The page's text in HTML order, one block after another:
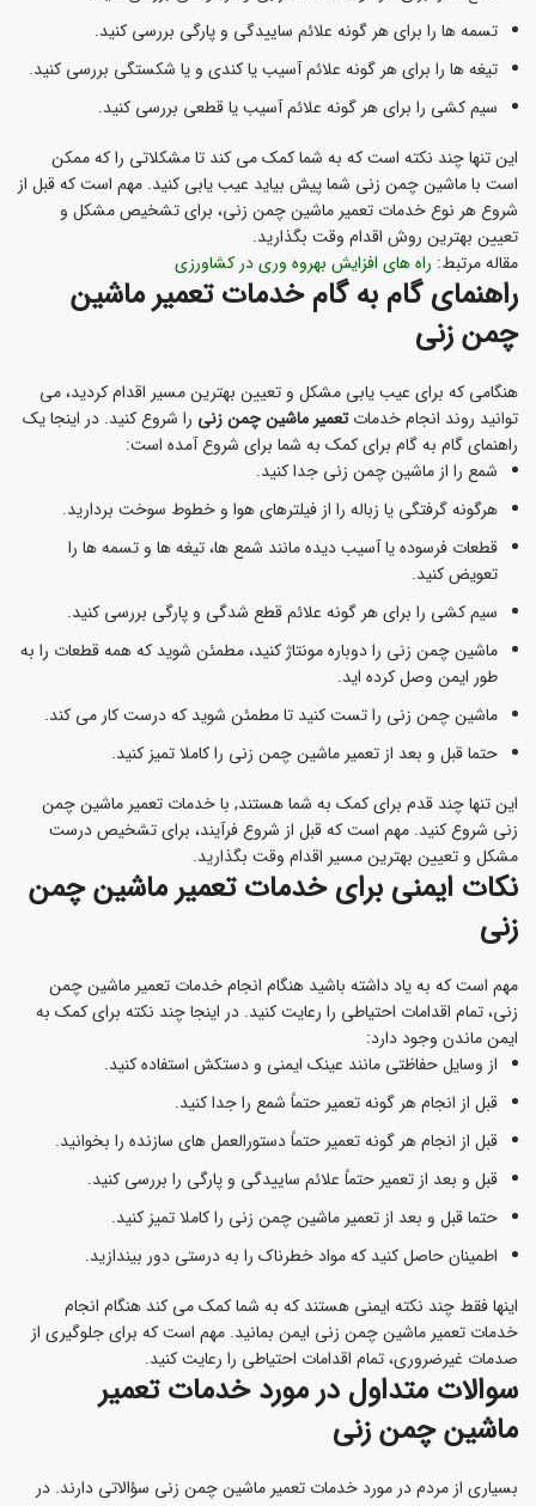
تسمه ها را برای هر گونه علائم ساییدگی و پارگی بررسی کنید.
تیغه ها را برای هر گونه علائم آسیب یا کندی و یا شکستگی بررسی کنید.
سیم کشی را برای هر گونه علائم آسیب یا قطعی بررسی کنید.
این تنها چند نکته است که به شما کمک می کند تا مشکلاتی را که ممکن
است با ماشین چمن زنی شما پیش بیاید عیب یابی کنید. مهم است که قبل از
شروع هر نوع خدمات تعمیر ماشین چمن زنی، برای تشخیص مشکل و
تعیین بهترین روش اقدام وقت بگذارید.
مقاله مرتبط: راه های افزایش بهروه وری در کشاورزی
راهنمای گام به گام خدمات تعمیر ماشین
چمن زنی
هنگامی که برای عیب یابی مشکل و تعیین بهترین مسیر اقدام کردید، می
توانید روند انجام خدماتتعمیر ماشین چمن زنی را شروع کنید. در اینجا یک
راهنمای گام به گام برای کمک به شما برای شروع آمده است:
شمع را از ماشین چمن زنی جدا کنید.
هرگونه گرفتگی یا زباله را از فیلترهای هوا و خطوط سوخت بردارید.
قطعات فرسوده یا آسیب دیده مانند شمع ها، تیغه ها و تسمه ها را
تعویض کنید.
سیم کشی را برای هر گونه علائم قطع شدگی و پارگی بررسی کنید.
ماشین چمن زنی را دوباره مونتاژ کنید، مطمئن شوید که همه قطعات را به
طور ایمن وصل کرده اید.
ماشین چمن زنی را تست کنید تا مطمئن شوید که درست کار می کند.
حتما قبل و بعد از تعمیر ماشین چمن زنی را کاملا تمیز کنید.
این تنها چند قدم برای کمک به شما هستند, با خدمات تعمیر ماشین چمن
زنی شروع کنید. مهم است که قبل از شروع فرآیند، برای تشخیص درست
مشکل و تعیین بهترین مسیر اقدام وقت بگذارید.
نکات ایمنی برای خدمات تعمیر ماشین چمن
زنی
مهم است که به یاد داشته باشید هنگام انجام خدمات تعمیر ماشین چمن
زنی، تمام اقدامات احتیاطی را رعایت کنید. در اینجا چند نکته برای کمک به
ایمن ماندن وجود دارد:
از وسایل حفاظتی مانند عینک ایمنی و دستکش استفاده کنید.
قبل از انجام هر گونه تعمیر حتماً شمع را جدا کنید.
قبل از انجام هر گونه تعمیر حتماً دستورالعمل های سازنده را بخوانید.
قبل و بعد از تعمیر حتماً علائم ساییدگی و پارگی را بررسی کنید.
حتما قبل و بعد از تعمیر ماشین چمن زنی را کاملا تمیز کنید.
اطمینان حاصل کنید که مواد خطرناک را به درستی دور بیندازید.
اینها فقط چند نکته ایمنی هستند که به شما کمک می کند هنگام انجام
خدمات تعمیر ماشین چمن زنی ایمن بمانید. مهم است که برای جلوگیری از
صدمات غیرضروری، تمام اقدامات احتیاطی را رعایت کنید.
سوالات متداول در مورد خدمات تعمیر
ماشین چمن زنی
بسیاری از مردم در مورد خدمات تعمیر ماشین چمن زنی سؤالاتی دارند. در